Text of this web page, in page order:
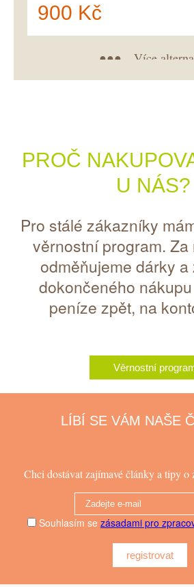
900 Kč
●●● Více
PROČ
U NÁS?
Pro stálé zákazníky
věrnostní program.
odměňujeme dárky
dokončeného
peníze zpět, na
Věrnostní
LÍBÍ SE VÁM NAŠE
Chci dostávat zajímavé články a tipy o
Souhlasím se zásadami pro
registrovat